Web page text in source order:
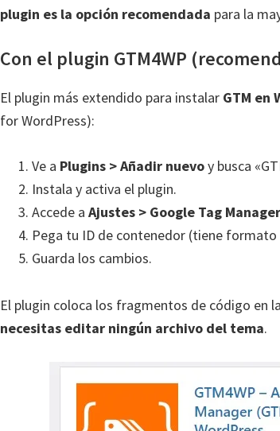
plugin es la opción recomendada para la
Con el plugin GTM4WP
El plugin más extendido para instalar GTM en
for WordPress):
Ve a Plugins > Añadir nuevoy busca
Instala y activa el plugin.
Accede a Ajustes > Google Tag Manager
Pega tu ID de contenedor (tiene formato
Guarda los cambios.
El plugin coloca los fragmentos de código en
necesitas editar ningún archivo del tema.